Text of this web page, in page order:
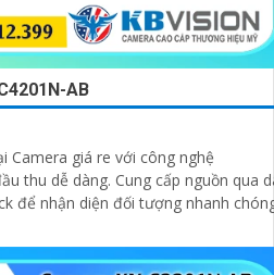
AB
Camera giá re với công nghệ
cấp nguồn qua dây
để nhận diện đối tượng nhanh